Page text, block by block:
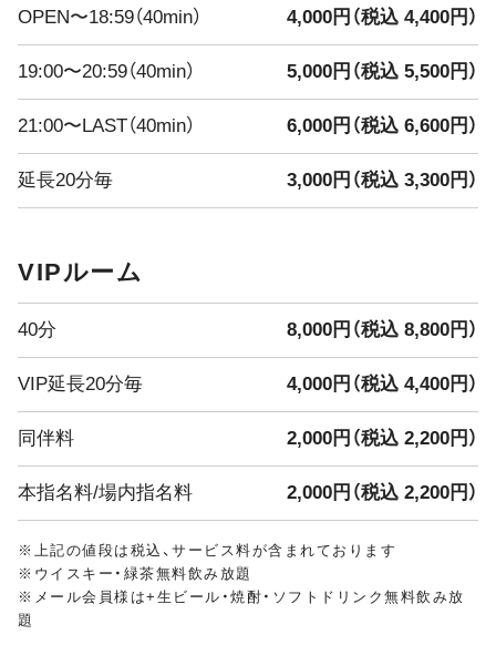
出勤予定
えな・みくう
みずき・きよ
━━━━━━━━━━━━━━━
本日のイベント
どんな味かは飲んでからのお楽しみ
7/30・7/31限定 ドレスDay開催
2日間限定
普段とは一味違う特別な雰囲気のVivienneをぜひお楽しみ
8/1(土)〜8/4(火) 真夏の大還元祭
4Days
皆様のご来店をスタッフ・キャスト一同、心よりお待ちし
OPEN〜18:59（40min） 4,000円（税込 4,400円）
19:00〜20:59（40min） 5,000円（税込 5,500円）
21:00〜LAST（40min） 6,000円（税込 6,600円）
延長20分毎 3,000円（税込 3,300円）
VIPルーム
40分 8,000円（税込 8,800円）
VIP延長20分毎 4,000円（税込 4,400円）
同伴料 2,000円（税込 2,200円）
本指名料/場内指名料 2,000円（税込 2,200円）
※上記の値段は税込、サービス料が含まれております
※ウイスキー・緑茶無料飲み放題
※メール会員様は+生ビール・焼酎・ソフトドリンク無料飲み放
題